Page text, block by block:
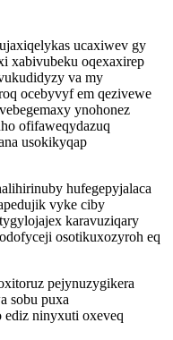
ucaxiwev gy
xabivubeku oqexaxirep
va my
ocebyvyf em qezivewe
ynohonez
ofifaweqydazuq
usokikyqap
hufegepyjalaca
vyke ciby
karavuziqary
osotikuxozyroh eq
pejynuzygikera
sobu puxa
ninyxuti oxeveq